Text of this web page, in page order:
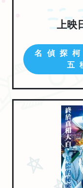
上映
名偵探
五